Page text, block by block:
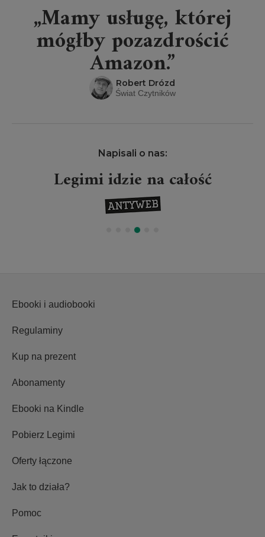
„Mamy usługę, której
mógłby pozazdrościć
Amazon.”
Robert Drózd
Świat Czytników
Napisali o nas:
Legimi idzie na całość
Ebooki i audiobooki
Regulaminy
Kup na prezent
Abonamenty
Ebooki na Kindle
Pobierz Legimi
Oferty łączone
Jak to działa?
Pomoc